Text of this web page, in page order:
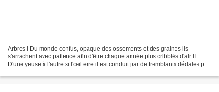
Arbres I Du monde confus, opaque des ossements et des graines ils
s'arrachent avec patience afin d'être chaque année plus cribblés d'air II
D'une yeuse à l'autre si l'œil erre il est conduit par de tremblants dédales par